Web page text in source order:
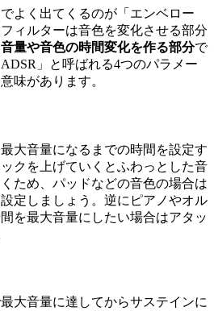
よく出てくるのが「エンベロー
ィルターは音色を変化させる部分
音量や音色の時間変化を作る部分で
」と呼ばれる4つのパラメー
味があります。
大音量になるまでの時間を設定す
クを上げていくとふわっとした音
ため、パッドなどの音色の場合は
定しましょう。逆にピアノやオル
を最大音量にしたい場合はアタッ
大音量に達してからサステインに